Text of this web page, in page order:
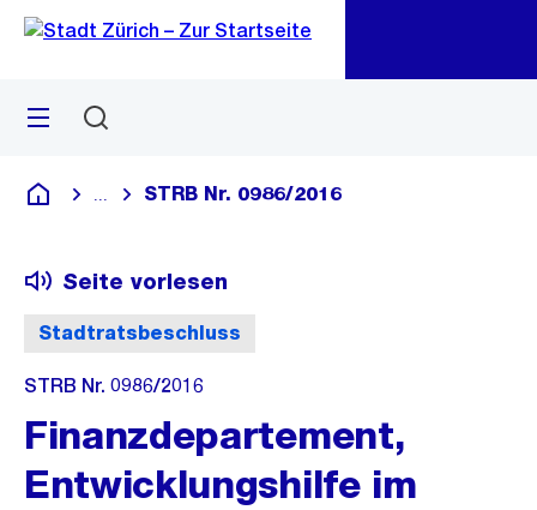
Navigation
Sprunglink
Menü
Deutsch
Blende alle Breadcrumbs ein
STRB Nr. 0986/2016
Stadtratsbeschluss
Seite vorlesen
STRB Nr. 0986/2016
Finanzdepartement,
Entwicklungshilfe im